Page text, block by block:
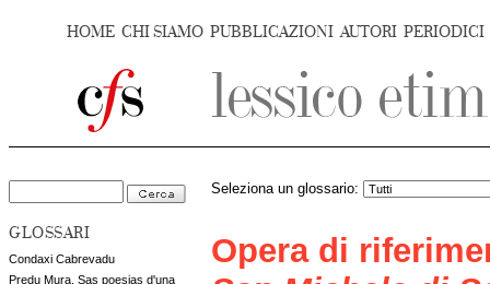
HOME CHI SIAMO PUBBLICAZIONI AUTORI PERIODICI
GLOSSARI
Condaxi Cabrevadu
Predu Mura. Sas poesias d'una
Seleziona un glossario:
Opera di